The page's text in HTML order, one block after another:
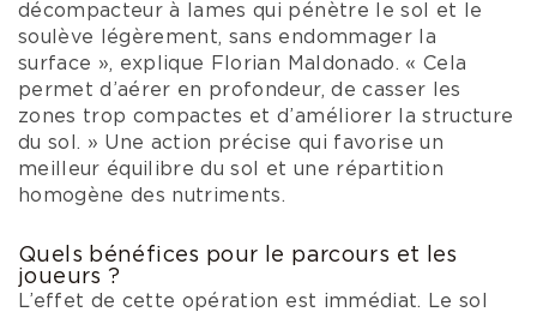
décompacteur à lames qui pénètre le sol et le
soulève légèrement, sans endommager la
surface », explique Florian Maldonado. « Cela
permet d’aérer en profondeur, de casser les
zones trop compactes et d’améliorer la structure
du sol. » Une action précise qui favorise un
meilleur équilibre du sol et une répartition
homogène des nutriments.
Quels bénéfices pour le parcours et les
joueurs ?
L’effet de cette opération est immédiat. Le sol